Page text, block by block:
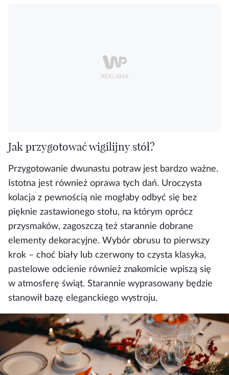
Jak przygotować wigilijny stół?
Przygotowanie dwunastu potraw jest bardzo ważne.
Istotna jest również oprawa tych dań. Uroczysta
kolacja z pewnością nie mogłaby odbyć się bez
pięknie zastawionego stołu, na którym oprócz
przysmaków, zagoszczą też starannie dobrane
elementy dekoracyjne. Wybór obrusu to pierwszy
krok – choć biały lub czerwony to czysta klasyka,
pastelowe odcienie również znakomicie wpiszą się
w atmosferę świąt. Starannie wyprasowany będzie
stanowił bazę eleganckiego wystroju.